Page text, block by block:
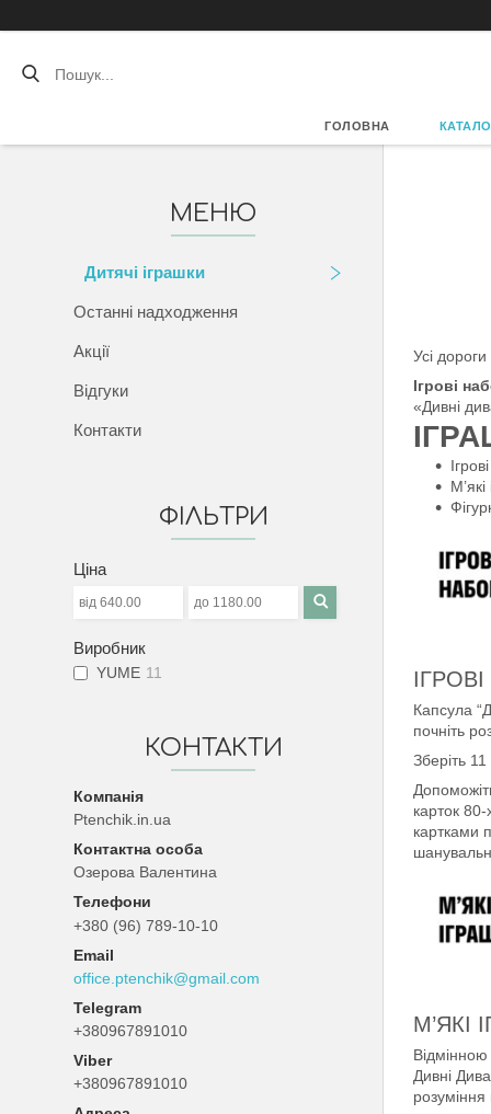
ГОЛОВНА
Дитячі іграшки
Останні надходження
Акції
Відгуки
Контакти
ФІЛЬТРИ
Ціна
Виробник
YUME 11
КОНТАКТИ
Ptenchik.in.ua
Озерова Валентина
+380 (96) 789-10-10
office.ptenchik@gmail.com
+380967891010
Viber
+380967891010
Усі
Ігрові
«Дивні
Капсула
почніть
Зберіть
карток
картками
М’ЯКІ
Відмінною
Дивні